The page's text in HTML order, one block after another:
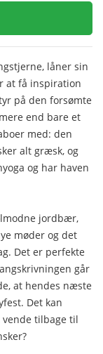
låner sin
at få inspiration
på den forsømte
end bare et
med: den
alt græsk, og
og har haven
jordbær,
møder og det
Det er perfekte
går
at hendes næste
Det kan
tilbage til